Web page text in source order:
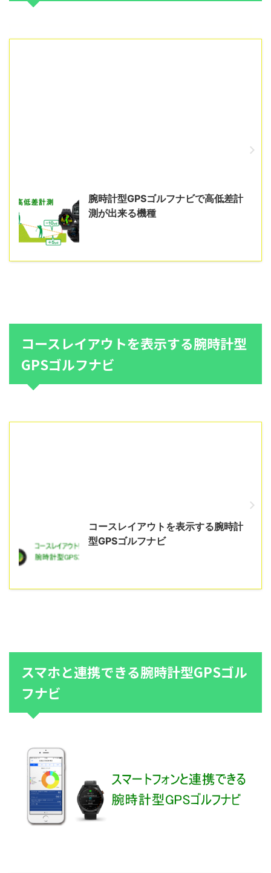
腕時計型GPSゴルフナビで高低差計
測が出来る機種
コースレイアウトを表示する腕時計型
GPSゴルフナビ
コースレイアウトを表示する腕時計
型GPSゴルフナビ
スマホと連携できる腕時計型GPSゴル
フナビ